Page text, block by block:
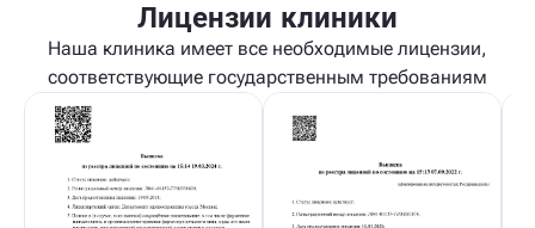
Лицензии клиники
Наша клиника имеет все необходимые лицензии,
соответствующие государственным требованиям